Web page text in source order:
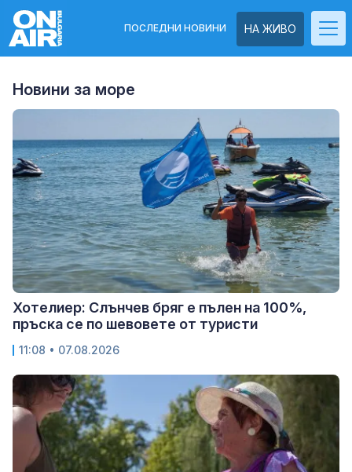
НА ЖИВО
ПОСЛЕДНИ НОВИНИ
Новини за море
Хотелиер: Слънчев бряг е пълен на 100%,
пръска се по шевовете от туристи
11:08 • 07.08.2026